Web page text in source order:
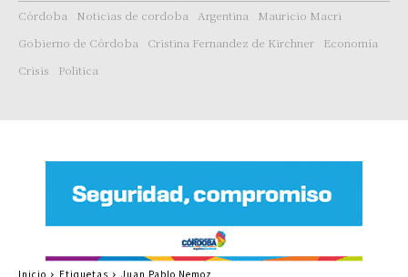
Córdoba Noticias de cordoba Argentina
Mauricio Macri
Gobierno de Córdoba
Cristina Fernandez de Kirchner
Economía
Crisis
Politica
Inicio Etiquetas Juan Pablo Nemoz